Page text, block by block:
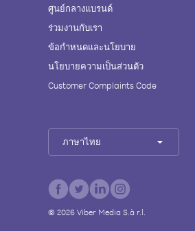
ศูนย์กลางแบรนด์
ร่วมงานกับเรา
ข้อกำหนดและนโยบาย
นโยบายความเป็นส่วนตัว
Customer Complaints Code
ภาษาไทย
© 2026Viber Media S.à r.l.